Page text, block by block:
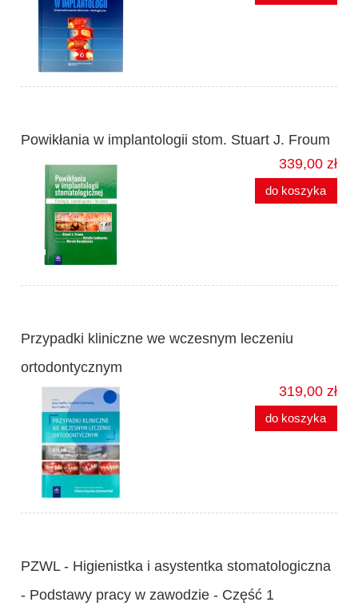
Powikłania w implantologii stom. Stuart J. Froum
339,00 zł
do koszyka
Przypadki kliniczne we wczesnym leczeniu
ortodontycznym
319,00 zł
do koszyka
PZWL - Higienistka i asystentka stomatologiczna
- Podstawy pracy w zawodzie - Część 1